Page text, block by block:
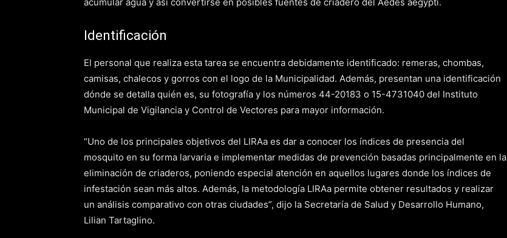
acumular agua y así convertirse en posibles fuentes de criadero del Aedes aegypti.
Identificación
El personal que realiza esta tarea se encuentra debidamente identificado: remeras, chombas,
camisas, chalecos y gorros con el logo de la Municipalidad. Además, presentan una identificación
dónde se detalla quién es, su fotografía y los números 44-20183 o 15-4731040 del Instituto
Municipal de Vigilancia y Control de Vectores para mayor información.
“Uno de los principales objetivos del LIRAa es dar a conocer los índices de presencia del
mosquito en su forma larvaria e implementar medidas de prevención basadas principalmente en la
eliminación de criaderos, poniendo especial atención en aquellos lugares donde los índices de
infestación sean más altos. Además, la metodología LIRAa permite obtener resultados y realizar
un análisis comparativo con otras ciudades”, dijo la Secretaría de Salud y Desarrollo Humano,
Lilian Tartaglino.